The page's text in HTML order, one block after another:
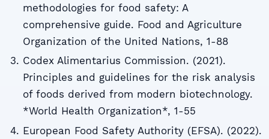
methodologies for food safety: A
comprehensive guide. Food and Agriculture
Organization of the United Nations, 1-88
Codex Alimentarius Commission. (2021).
Principles and guidelines for the risk analysis
of foods derived from modern biotechnology.
*World Health Organization*, 1-55
European Food Safety Authority (EFSA). (2022).